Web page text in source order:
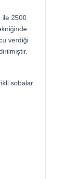
ile 2500
verdiği
sobalar